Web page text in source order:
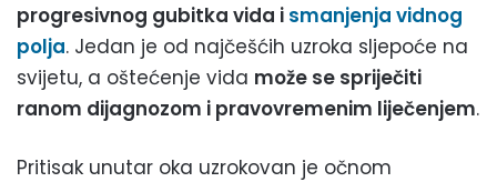
progresivnog gubitka vida i smanjenja vidnog
polja. Jedan je od najčešćih uzroka sljepoće na
svijetu, a oštećenje vida može se spriječiti
ranom dijagnozom i pravovremenim liječenjem.
Pritisak unutar oka uzrokovan je očnom